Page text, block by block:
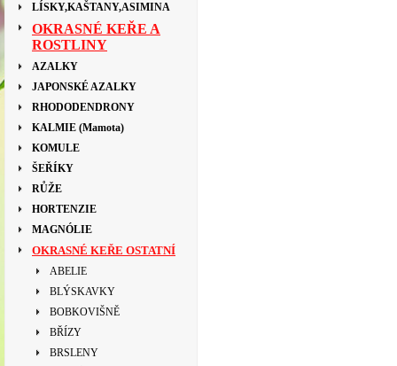
LÍSKY,KAŠTANY,ASIMINA
OKRASNÉ KEŘE A
ROSTLINY
AZALKY
JAPONSKÉ AZALKY
RHODODENDRONY
KALMIE (Mamota)
KOMULE
ŠEŘÍKY
RŮŽE
HORTENZIE
MAGNÓLIE
OKRASNÉ KEŘE OSTATNÍ
ABELIE
BLÝSKAVKY
BOBKOVIŠNĚ
BŘÍZY
BRSLENY